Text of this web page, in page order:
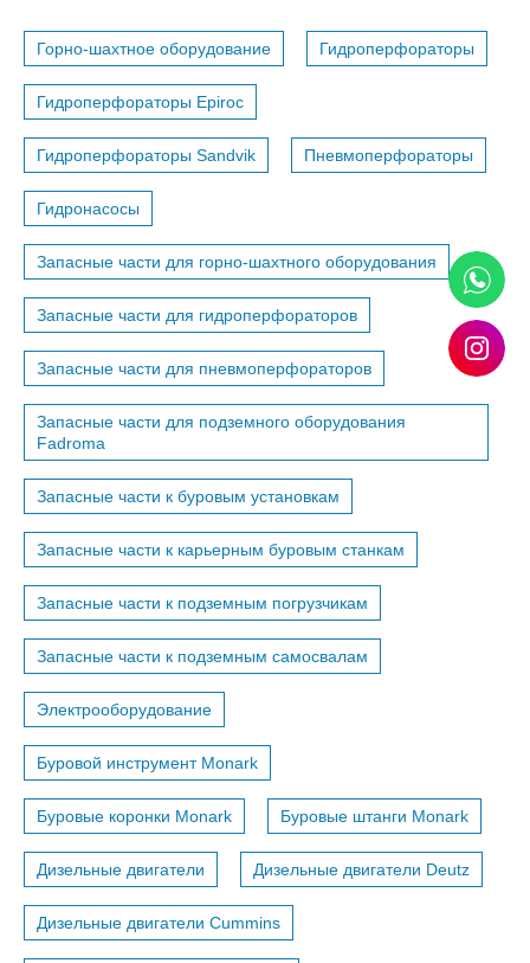
Горно-шахтное оборудование Гидроперфораторы
Гидроперфораторы Epiroc
Гидроперфораторы Sandvik Пневмоперфораторы
Гидронасосы
Запасные части для горно-шахтного оборудования
Запасные части для гидроперфораторов
Запасные части для пневмоперфораторов
Запасные части для подземного оборудования
Fadroma
Запасные части к буровым установкам
Запасные части к карьерным буровым станкам
Запасные части к подземным погрузчикам
Запасные части к подземным самосвалам
Электрооборудование
Буровой инструмент Monark
Буровые коронки Monark Буровые штанги Monark
Дизельные двигатели Дизельные двигатели Deutz
Дизельные двигатели Cummins